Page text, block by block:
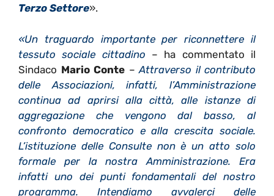
Terzo Settore».
«Un traguardo importante per riconnettere il
tessuto sociale cittadino – ha commentato il
Sindaco Mario Conte –Attraverso il contributo
delle Associazioni, infatti, l’Amministrazione
continua ad aprirsi alla città, alle istanze di
aggregazione che vengono dal basso, al
confronto democratico e alla crescita sociale.
L’istituzione delle Consulte non è un atto solo
formale per la nostra Amministrazione. Era
infatti uno dei punti fondamentali del nostro
programma. Intendiamo avvalerci delle